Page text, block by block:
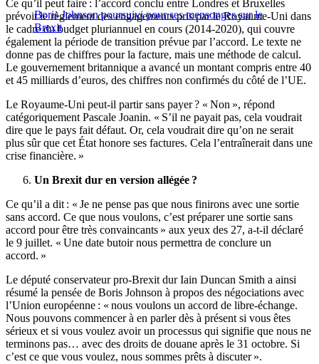
Boris Johnson poursuivi pour ses mensonges sur le
Brexit
Ce qu’il peut faire : l’accord conclu entre Londres et Bruxelles
prévoit le règlement des engagements pris par le Royaume-Uni dans
le cadre du budget pluriannuel en cours (2014-2020), qui couvre
également la période de transition prévue par l’accord. Le texte ne
donne pas de chiffres pour la facture, mais une méthode de calcul.
Le gouvernement britannique a avancé un montant compris entre 40
et 45 milliards d’euros, des chiffres non confirmés du côté de l’UE.
Le Royaume-Uni peut-il partir sans payer ? « Non », répond
catégoriquement Pascale Joanin. « S’il ne payait pas, cela voudrait
dire que le pays fait défaut. Or, cela voudrait dire qu’on ne serait
plus sûr que cet État honore ses factures. Cela l’entraînerait dans une
crise financière. »
Un Brexit dur en version allégée ?
Ce qu’il a dit : « Je ne pense pas que nous finirons avec une sortie
sans accord. Ce que nous voulons, c’est préparer une sortie sans
accord pour être très convaincants » aux yeux des 27, a-t-il déclaré
le 9 juillet. « Une date butoir nous permettra de conclure un
accord. »
Le député conservateur pro-Brexit dur Iain Duncan Smith a ainsi
résumé la pensée de Boris Johnson à propos des négociations avec
l’Union européenne : « nous voulons un accord de libre-échange.
Nous pouvons commencer à en parler dès à présent si vous êtes
sérieux et si vous voulez avoir un processus qui signifie que nous ne
terminons pas… avec des droits de douane après le 31 octobre. Si
c’est ce que vous voulez, nous sommes prêts à discuter ».